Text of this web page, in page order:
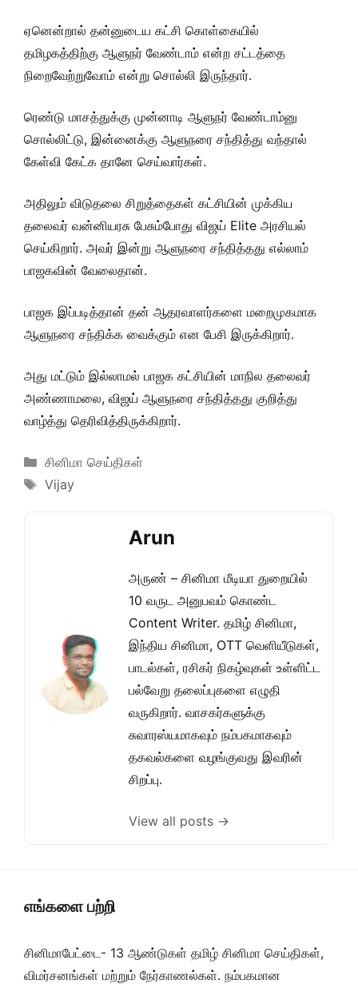
ஏனென்றால் தன்னுடைய கட்சி கொள்கையில்
தமிழகத்திற்கு ஆளுநர் வேண்டாம் என்ற சட்டத்தை
நிறைவேற்றுவோம் என்று சொல்லி இருந்தார்.
ரெண்டு மாசத்துக்கு முன்னாடி ஆளுநர் வேண்டாம்னு
சொல்லிட்டு, இன்னைக்கு ஆளுநரை சந்தித்து வந்தால்
கேள்வி கேட்க தானே செய்வார்கள்.
அதிலும் விடுதலை சிறுத்தைகள் கட்சியின் முக்கிய
தலைவர் வன்னியரசு பேசும்போது விஜய் Elite அரசியல்
செய்கிறார். அவர் இன்று ஆளுநரை சந்தித்தது எல்லாம்
பாஜகவின் வேலைதான்.
பாஜக இப்படித்தான் தன் ஆதரவாளர்களை மறைமுகமாக
ஆளுநரை சந்திக்க வைக்கும் என பேசி இருக்கிறார்.
அது மட்டும் இல்லாமல் பாஜக கட்சியின் மாநில தலைவர்
அண்ணாமலை, விஜய் ஆளுநரை சந்தித்தது குறித்து
வாழ்த்து தெரிவித்திருக்கிறார்.
Categories
சினிமா செய்திகள்
Tags
Vijay
Arun
அருண் – சினிமா மீடியா துறையில்
10 வருட அனுபவம் கொண்ட
Content Writer. தமிழ் சினிமா,
இந்திய சினிமா, OTT வெளியீடுகள்,
பாடல்கள், ரசிகர் நிகழ்வுகள் உள்ளிட்ட
பல்வேறு தலைப்புகளை எழுதி
வருகிறார். வாசகர்களுக்கு
சுவாரஸ்யமாகவும் நம்பகமாகவும்
தகவல்களை வழங்குவது இவரின்
சிறப்பு.
View all posts →
எங்களை பற்றி
சினிமாபேட்டை- 13 ஆண்டுகள் தமிழ் சினிமா செய்திகள்,
விமர்சனங்கள் மற்றும் நேர்காணல்கள். நம்பகமான